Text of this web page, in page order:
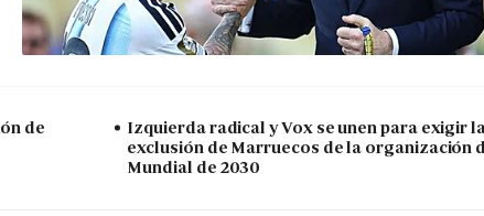
de
Izquierda radical y Vox se unen para exigir
exclusión de Marruecos de la organización
Mundial de 2030